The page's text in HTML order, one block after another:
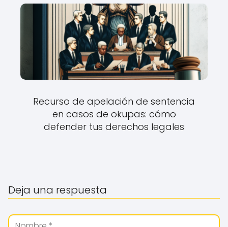
Recurso de apelación de sentencia
en casos de okupas: cómo
defender tus derechos legales
Deja una respuesta